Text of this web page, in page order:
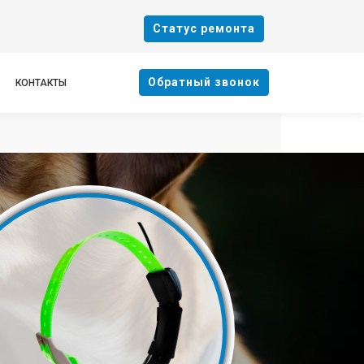
Cтатус ремонта
КОНТАКТЫ Oбратный звонок